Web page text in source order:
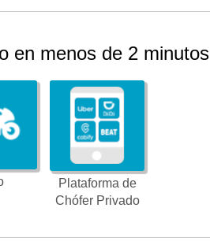
en menos de 2 minutos
Plataforma de
Chófer Privado